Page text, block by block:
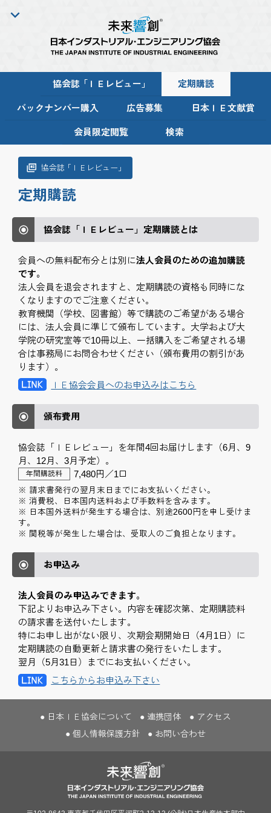
協会誌「 ＩＥレビュー 」 定期購読
バックナンバー購入 広告募集 日本ＩＥ文献賞
会員限定閲覧 検索
協会誌「 ＩＥレビュー 」
定期購読
協会誌「ＩＥレビュー」定期購読とは
会員への無料配布分とは別に法人会員のための追加購読
です。
法人会員を退会されますと、定期購読の資格も同時にな
くなりますのでご注意ください。
教育機関（学校、図書館）等で購読のご希望がある場合
には、法人会員に準じて頒布しています。大学および大
学院の研究室等で10冊以上、一括購入をご希望される場
合は事務局にお問合わせください（頒布費用の割引があ
ります）。
ＩＥ協会会員へのお申込みはこちら
頒布費用
協会誌「ＩＥレビュー」を年間4回お届けします（6月、9
月、12月、3月予定）。
年間購読料 7,480円／1口
※ 請求書発行の翌月末日までにお支払いください。
※ 消費税、日本国内送料および手数料を含みます。
※ 日本国外送料が発生する場合は、別途2600円を申し受けま
す。
※ 関税等が発生した場合は、受取人のご負担となります。
お申込み
法人会員のみ申込みできます。
下記よりお申込み下さい。内容を確認次第、定期購読料
の請求書を送付いたします。
特にお申し出がない限り、次期会期開始日（4月1日）に
定期購読の自動更新と請求書の発行をいたします。
翌月（5月31日）までにお支払いください。
こちらからお申込み下さい
日本ＩＥ協会について 連携団体
アクセス
個人情報保護方針
お問い合わせ